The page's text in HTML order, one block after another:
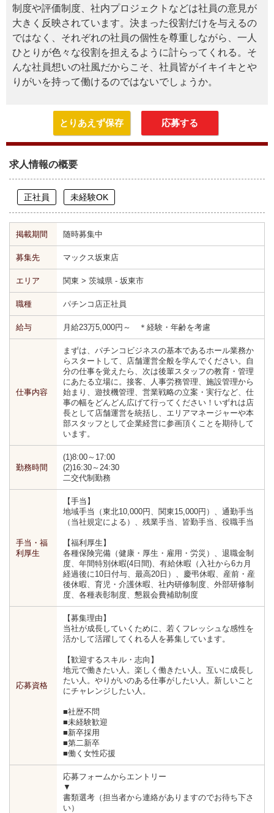
制度や評価制度、社内プロジェクトなどは社員の意見が
大きく反映されています。決まった役割だけを与えるの
ではなく、それぞれの社員の個性を尊重しながら、一人
ひとりが色々な役割を担えるように計らってくれる。そ
んな社員想いの社風だからこそ、社員皆がイキイキとや
りがいを持って働けるのではないでしょうか。
とりあえず保存 応募する
求人情報の概要
正社員 未経験OK
掲載期間 随時募集中
募集先 マックス坂東店
エリア 関東 > 茨城県 - 坂東市
職種 パチンコ店正社員
給与 月給23万5,000円～ ＊経験・年齢を考慮
仕事内容
まずは、パチンコビジネスの基本であるホール業務か
らスタートして、店舗運営全般を学んでください。自
分の仕事を覚えたら、次は後輩スタッフの教育・管理
にあたる立場に。接客、人事労務管理、施設管理から
始まり、遊技機管理、営業戦略の立案・実行など、仕
事の幅をどんどん広げて行ってください！いずれは店
長として店舗運営を統括し、エリアマネージャーや本
部スタッフとして企業経営に参画頂くことを期待して
います。
勤務時間
(1)8:00～17:00
(2)16:30～24:30
二交代制勤務
手当・福
利厚生
【手当】
地域手当（東北10,000円、関東15,000円）、通勤手当
（当社規定による）、残業手当、皆勤手当、役職手当
【福利厚生】
各種保険完備（健康・厚生・雇用・労災）、退職金制
度、年間特別休暇(4日間)、有給休暇（入社から6カ月
経過後に10日付与、最高20日）、慶弔休暇、産前・産
後休暇、育児・介護休暇、社内研修制度、外部研修制
度、各種表彰制度、懇親会費補助制度
応募資格
【募集理由】
当社が成長していくために、若くフレッシュな感性を
活かして活躍してくれる人を募集しています。
【歓迎するスキル・志向】
地元で働きたい人。楽しく働きたい人。互いに成長し
たい人。やりがいのある仕事がしたい人。新しいこと
にチャレンジしたい人。
■社歴不問
■未経験歓迎
■新卒採用
■第二新卒
■働く女性応援
応募フォームからエントリー
▼
書類選考（担当者から連絡がありますのでお待ち下さ
い）